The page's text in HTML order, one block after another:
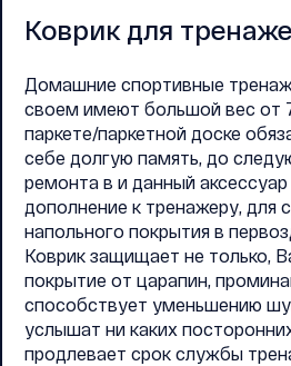
Коврик для
Домашние спортивные
своем имеют большой вес от
паркете/паркетной доске
себе долгую память, до
ремонта в и данный
дополнение к тренажеру, для
напольного покрытия в
Коврик защищает не только,
покрытие от царапин,
способствует уменьшению
услышат ни каких
продлевает срок службы